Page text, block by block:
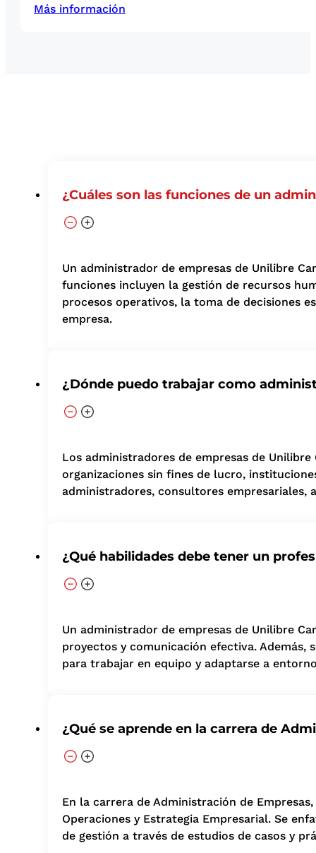
Más información
¿Cuáles son las funciones de un
Un administrador de empresas de Unilibre
funciones incluyen la gestión de recursos
procesos operativos, la toma de decisiones
empresa.
¿Dónde puedo trabajar como
Los administradores de empresas de
organizaciones sin fines de lucro,
administradores, consultores empresariales,
¿Qué habilidades debe tener un
Un administrador de empresas de Unilibre
proyectos y comunicación efectiva. Además,
para trabajar en equipo y adaptarse a
¿Qué se aprende en la carrera de
En la carrera de Administración de
Operaciones y Estrategia Empresarial. Se
de gestión a través de estudios de casos y